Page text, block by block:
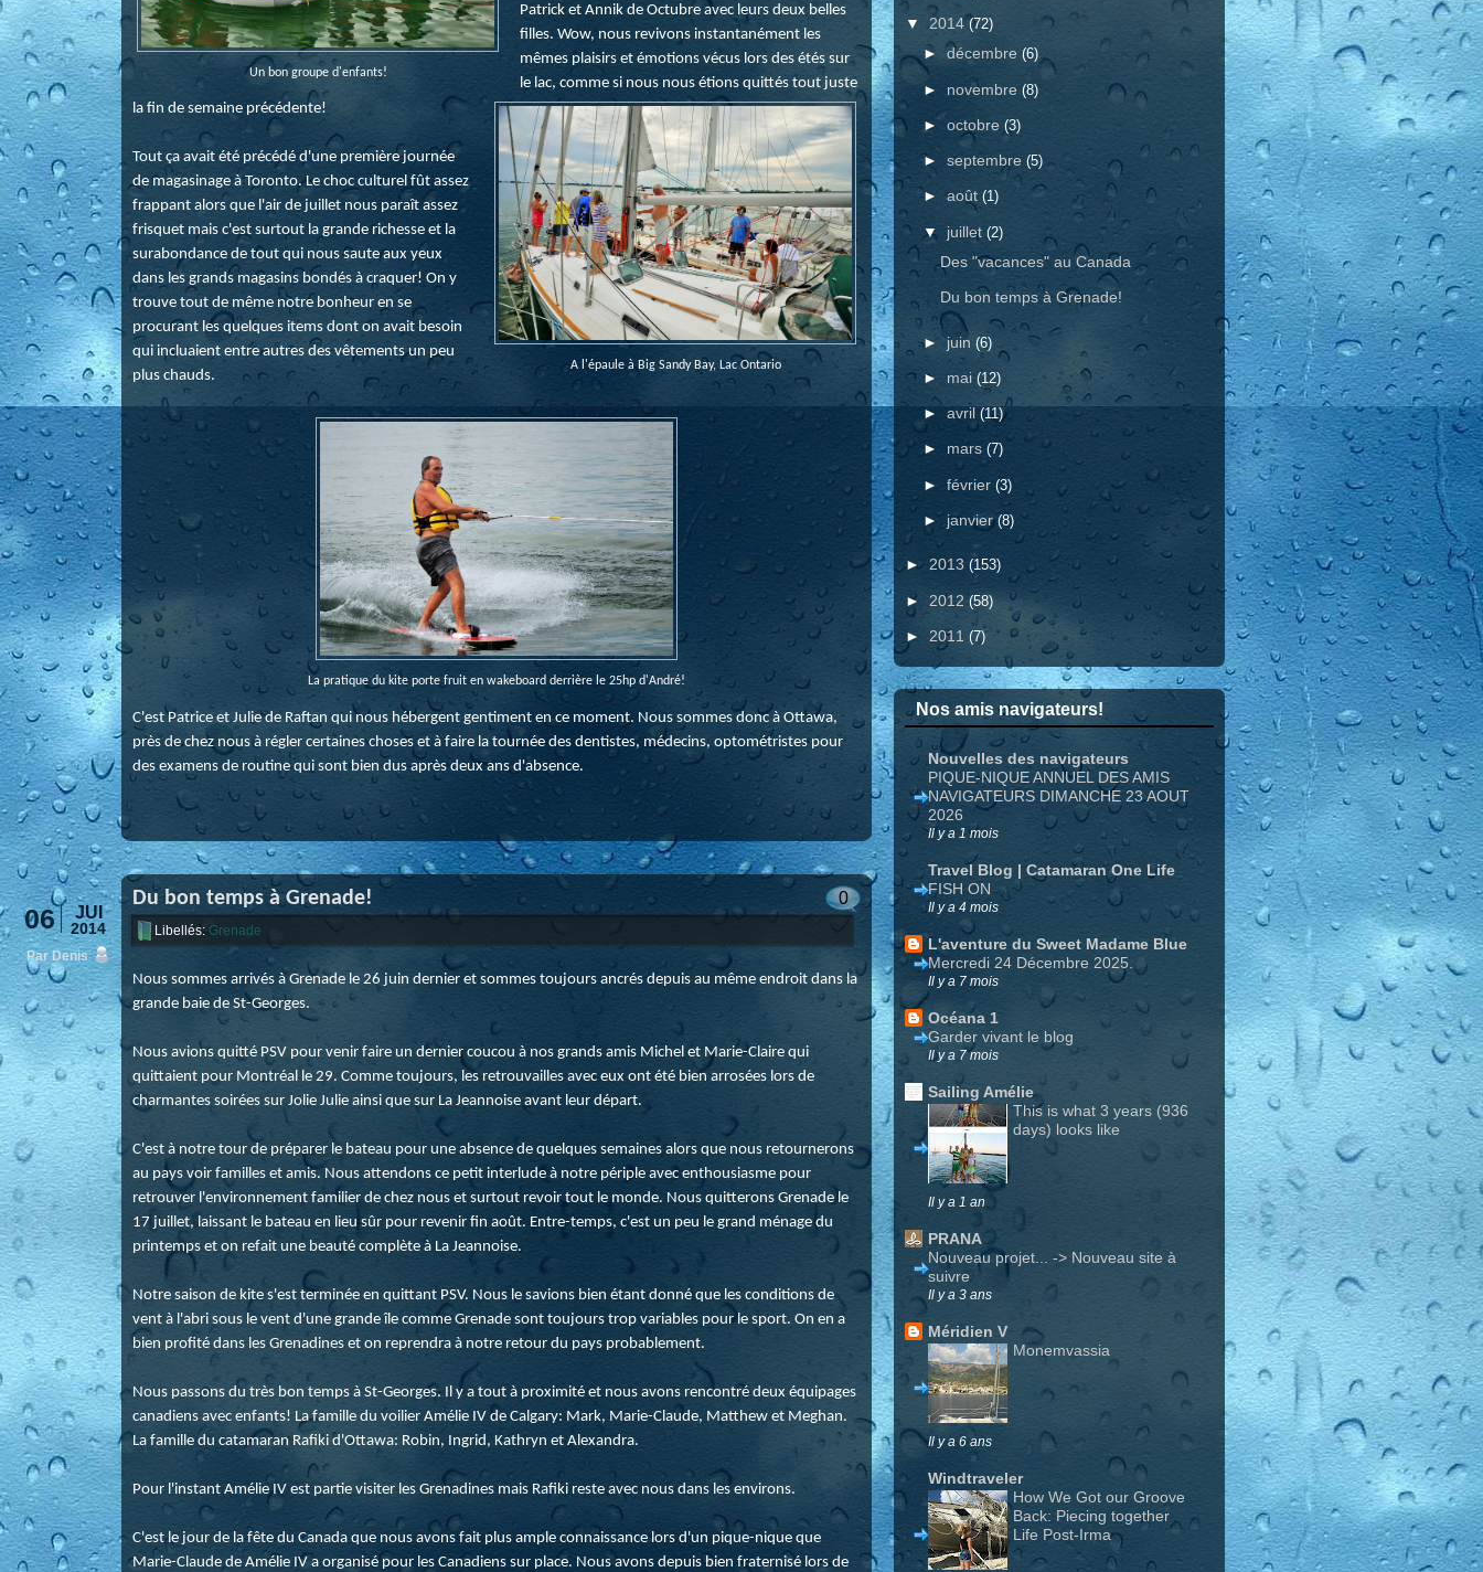
Un bon groupe d'enfants!
A l'épaule à Big Sandy Bay, Lac Ontario
Patrick et Annik de Octubre avec leurs deux belles
filles. Wow, nous revivons instantanément les
mêmes plaisirs et émotions vécus lors des étés sur
le lac, comme si nous nous étions quittés tout juste
la fin de semaine précédente!
Tout ça avait été précédé d'une première journée
de magasinage à Toronto. Le choc culturel fût assez
frappant alors que l'air de juillet nous paraît assez
frisquet mais c'est surtout la grande richesse et la
surabondance de tout qui nous saute aux yeux
dans les grands magasins bondés à craquer! On y
trouve tout de même notre bonheur en se
procurant les quelques items dont on avait besoin
qui incluaient entre autres des vêtements un peu
plus chauds.
La pratique du kite porte fruit en wakeboard derrière le 25hp d'André!
C'est Patrice et Julie de Raftan qui nous hébergent gentiment en ce moment. Nous sommes donc à Ottawa,
près de chez nous à régler certaines choses et à faire la tournée des dentistes, médecins, optométristes pour
des examens de routine qui sont bien dus après deux ans d'absence.
JUI
2014
06
Par Denis
0
Du bon temps à Grenade!
Libellés: Grenade
Nous sommes arrivés à Grenade le 26 juin dernier et sommes toujours ancrés depuis au même endroit dans la
grande baie de St-Georges.
Nous avions quitté PSV pour venir faire un dernier coucou à nos grands amis Michel et Marie-Claire qui
quittaient pour Montréal le 29. Comme toujours, les retrouvailles avec eux ont été bien arrosées lors de
charmantes soirées sur Jolie Julie ainsi que sur La Jeannoise avant leur départ.
C'est à notre tour de préparer le bateau pour une absence de quelques semaines alors que nous retournerons
au pays voir familles et amis. Nous attendons ce petit interlude à notre périple avec enthousiasme pour
retrouver l'environnement familier de chez nous et surtout revoir tout le monde. Nous quitterons Grenade le
17 juillet, laissant le bateau en lieu sûr pour revenir fin août. Entre-temps, c'est un peu le grand ménage du
printemps et on refait une beauté complète à La Jeannoise.
Notre saison de kite s'est terminée en quittant PSV. Nous le savions bien étant donné que les conditions de
vent à l'abri sous le vent d'une grande île comme Grenade sont toujours trop variables pour le sport. On en a
bien profité dans les Grenadines et on reprendra à notre retour du pays probablement.
Nous passons du très bon temps à St-Georges. Il y a tout à proximité et nous avons rencontré deux équipages
canadiens avec enfants! La famille du voilier Amélie IV de Calgary: Mark, Marie-Claude, Matthew et Meghan.
La famille du catamaran Rafiki d'Ottawa: Robin, Ingrid, Kathryn et Alexandra.
Pour l'instant Amélie IV est partie visiter les Grenadines mais Rafiki reste avec nous dans les environs.
C'est le jour de la fête du Canada que nous avons fait plus ample connaissance lors d'un pique-nique que
Marie-Claude de Amélie IV a organisé pour les Canadiens sur place. Nous avons depuis bien fraternisé lors de
▼ 2014 (72)
► décembre (6)
► novembre (8)
► octobre (3)
► septembre (5)
► août (1)
▼ juillet (2)
Des "vacances" au Canada
Du bon temps à Grenade!
► juin (6)
► mai (12)
► avril (11)
► mars (7)
► février (3)
► janvier(8)
► 2013 (153)
► 2012(58)
► 2011 (7)
Nos amis navigateurs!
Nouvelles des navigateurs
PIQUE-NIQUE ANNUEL DES AMIS
NAVIGATEURS DIMANCHE 23 AOUT
2026
Il y a 1 mois
Travel Blog | Catamaran One Life
FISH ON
Il y a 4 mois
L'aventure du Sweet Madame Blue
Mercredi 24 Décembre 2025.
Il y a 7 mois
Océana 1
Garder vivant le blog
Il y a 7 mois
Sailing Amélie
This is what 3 years (936
days) looks like
Il y a 1 an
PRANA
Nouveau projet... -> Nouveau site à
suivre
Il y a 3 ans
Méridien V
Monemvassia
Il y a 6 ans
Windtraveler
How We Got our Groove
Back: Piecing together
Life Post-Irma